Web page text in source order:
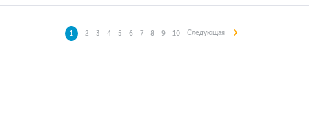
1 2 3 4 5 6 7 8 9 10 Следующая